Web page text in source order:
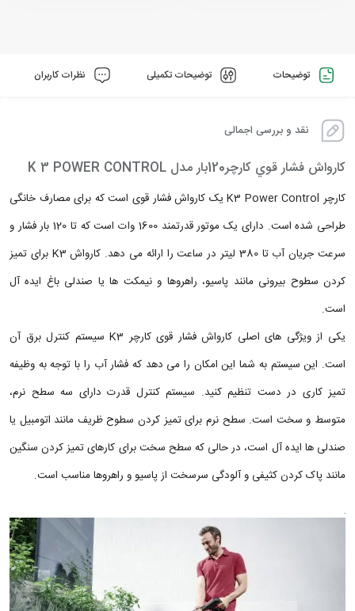
توضیحات توضیحات تکمیلی نظرات کاربران
نقد و بررسی اجمالی
کارواش فشار قوي کارچر120بار مدل K 3 POWER CONTROL
کارچر K3 Power Control یک کارواش فشار قوی است که برای مصارف خانگی
طراحی شده است. دارای یک موتور قدرتمند 1600 وات است که تا 120 بار فشار و
سرعت جریان آب تا 380 لیتر در ساعت را ارائه می دهد. کارواش K3 برای تمیز
کردن سطوح بیرونی مانند پاسیو، راهروها و نیمکت ها یا صندلی باغ ایده آل
است.
یکی از ویژگی های اصلی کارواش فشار قوی کارچر K3 سیستم کنترل برق آن
است. این سیستم به شما این امکان را می دهد که فشار آب را با توجه به وظیفه
تمیز کاری در دست تنظیم کنید. سیستم کنترل قدرت دارای سه سطح نرم،
متوسط و سخت است. سطح نرم برای تمیز کردن سطوح ظریف مانند اتومبیل یا
صندلی ها ایده آل است، در حالی که سطح سخت برای کارهای تمیز کردن سنگین
مانند پاک کردن کثیفی و آلودگی سرسخت از پاسیو و راهروها مناسب است.